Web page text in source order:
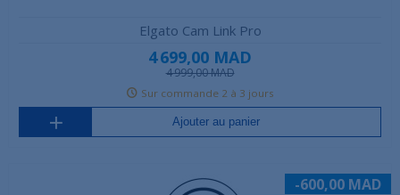
Elgato Cam Link Pro
4 699,00 MAD
4 999,00 MAD
Sur commande 2 à 3 jours
Ajouter au panier
-600,00 MAD